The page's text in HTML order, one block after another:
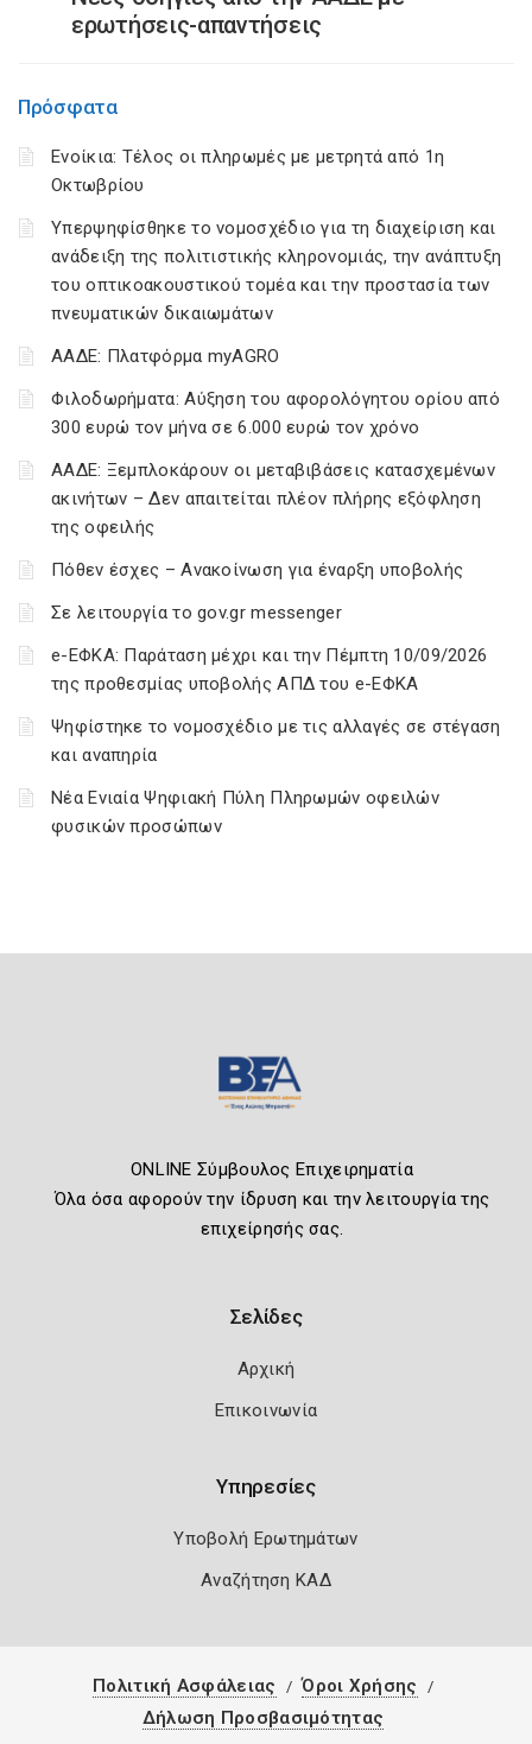
ερωτήσεις-απαντήσεις
Πρόσφατα
Ενοίκια: Τέλος οι πληρωμές με μετρητά από 1η
Οκτωβρίου
Υπερψηφίσθηκε το νομοσχέδιο για τη διαχείριση και
ανάδειξη της πολιτιστικής κληρονομιάς, την ανάπτυξη
του οπτικοακουστικού τομέα και την προστασία των
πνευματικών δικαιωμάτων
ΑΑΔΕ: Πλατφόρμα myAGRO
Φιλοδωρήματα: Αύξηση του αφορολόγητου ορίου από
300 ευρώ τον μήνα σε 6.000 ευρώ τον χρόνο
ΑΑΔΕ: Ξεμπλοκάρουν οι μεταβιβάσεις κατασχεμένων
ακινήτων – Δεν απαιτείται πλέον πλήρης εξόφληση
της οφειλής
Πόθεν έσχες – Ανακοίνωση για έναρξη υποβολής
Σε λειτουργία το gov.gr messenger
e-ΕΦΚΑ: Παράταση μέχρι και την Πέμπτη 10/09/2026
της προθεσμίας υποβολής ΑΠΔ του e-ΕΦΚΑ
Ψηφίστηκε το νομοσχέδιο με τις αλλαγές σε στέγαση
και αναπηρία
Νέα Ενιαία Ψηφιακή Πύλη Πληρωμών οφειλών
φυσικών προσώπων
ONLINE Σύμβουλος Επιχειρηματία
Όλα όσα αφορούν την ίδρυση και την λειτουργία της
επιχείρησής σας.
Σελίδες
Αρχική
Επικοινωνία
Υπηρεσίες
Υποβολή Ερωτημάτων
Αναζήτηση ΚΑΔ
Πολιτική Ασφάλειας
Όροι Χρήσης
Δήλωση Προσβασιμότητας